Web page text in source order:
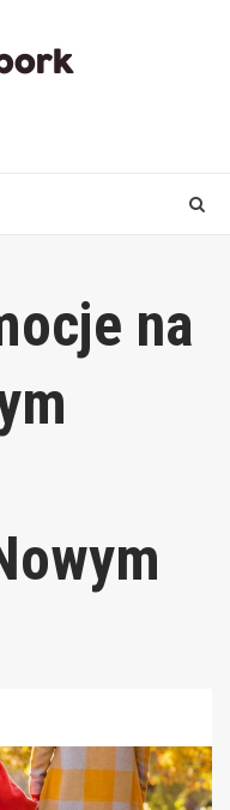
na